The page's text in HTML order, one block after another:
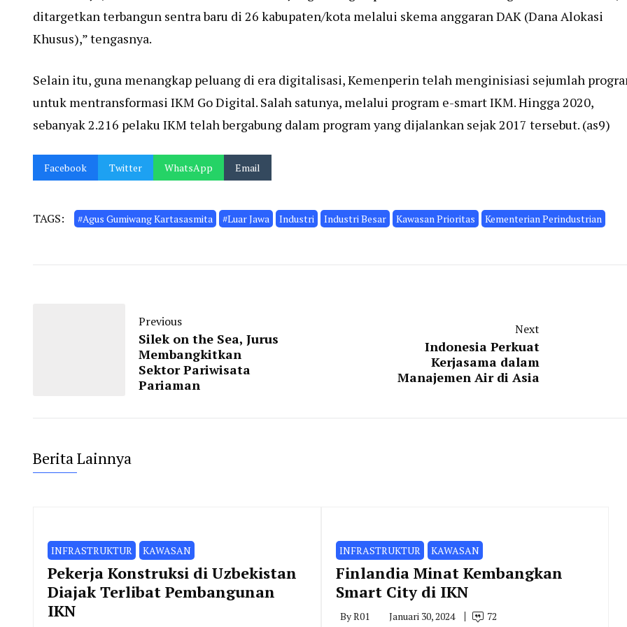
ditargetkan terbangun sentra baru di 26 kabupaten/kota melalui skema anggaran DAK (Dana Alokasi
Khusus),” tengasnya.
Selain itu, guna menangkap peluang di era digitalisasi, Kemenperin telah menginisiasi sejumlah
untuk mentransformasi IKM Go Digital. Salah satunya, melalui program e-smart IKM. Hingga 2020,
sebanyak 2.216 pelaku IKM telah bergabung dalam program yang dijalankan sejak 2017 tersebut. (as9)
Facebook Twitter WhatsApp Email
TAGS: #Agus Gumiwang Kartasasmita #Luar Jawa Industri Industri Besar Kawasan Prioritas Kementerian Perindustrian
Previous
Silek on the Sea, Jurus
Membangkitkan
Sektor Pariwisata
Pariaman
Next
Indonesia Perkuat
Kerjasama dalam
Manajemen Air di Asia
Berita Lainnya
INFRASTRUKTUR KAWASAN
Pekerja Konstruksi di Uzbekistan
Diajak Terlibat Pembangunan
IKN
INFRASTRUKTUR KAWASAN
Finlandia Minat Kembangkan
Smart City di IKN
ByR01 Januari 30, 2024 72